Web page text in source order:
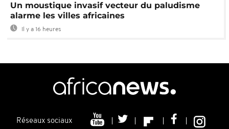
Un moustique invasif vecteur du paludisme
alarme les villes africaines
Il y a 16 heures
Réseaux sociaux